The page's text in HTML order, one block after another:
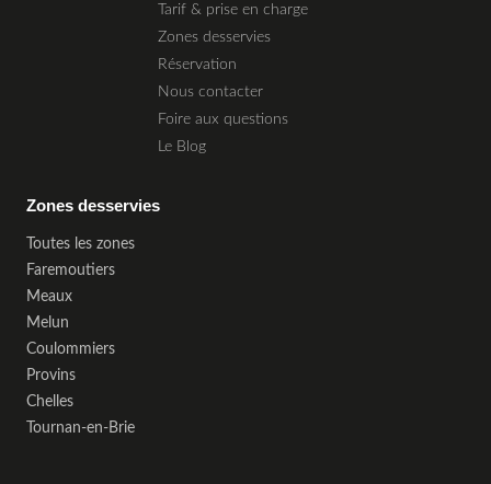
Tarif & prise en charge
Zones desservies
Réservation
Nous contacter
Foire aux questions
Le Blog
Zones desservies
Toutes les zones
Faremoutiers
Meaux
Melun
Coulommiers
Provins
Chelles
Tournan-en-Brie